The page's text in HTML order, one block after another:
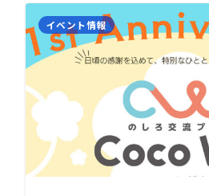
イベント情報